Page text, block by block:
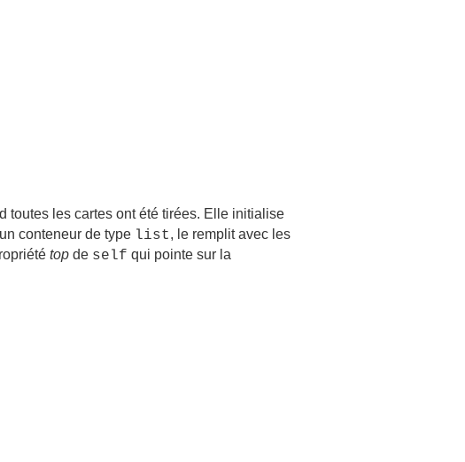
toutes les cartes ont été tirées. Elle initialise
conteneur de type list, le remplit avec les
top de self qui pointe sur la